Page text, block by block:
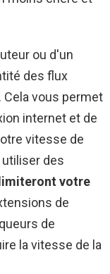
ou d'un
des flux
vous permet
internet et de
vitesse de
des
votre
de
de
la vitesse de la